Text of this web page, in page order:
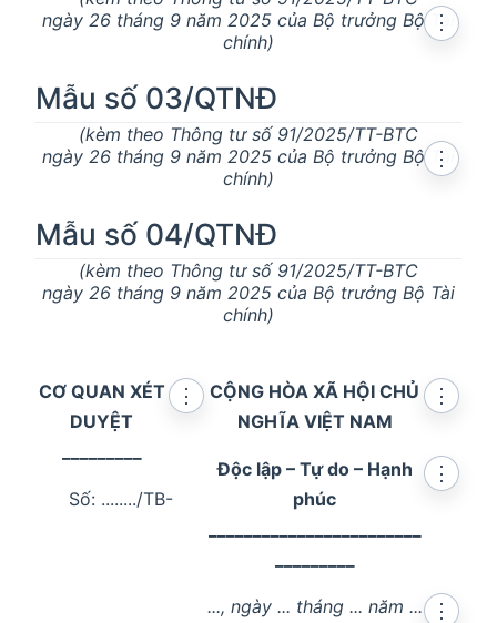
ngày 26 tháng 9 năm 2025 của Bộ trưởng Bộ Tài
chính)
Mẫu số 03/QTNĐ
⋮
(kèm theo Thông tư số 91/2025/TT-BTC
ngày 26 tháng 9 năm 2025 của Bộ trưởng Bộ Tài
chính)
Mẫu số 04/QTNĐ
⋮
(kèm theo Thông tư số 91/2025/TT-BTC
ngày 26 tháng 9 năm 2025 của Bộ trưởng Bộ Tài
chính)
CƠ QUAN XÉT
DUYỆT
⋮
Số: ......../TB-
CỘNG HÒA XÃ HỘI CHỦ
NGHĨA VIỆT NAM
⋮
Độc lập – Tự do – Hạnh
phúc
⋮
..., ngày ... tháng ... năm ...
⋮